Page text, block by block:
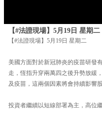
【#法證現場】5月19日 星期二
【#法證現場】5月19日 星期二
美國方面對於新冠肺炎的疫苗研發
走，恆指升穿兩萬四之後升勢放緩
及疫苗，這兩個因素將會持續影響股
投資者繼續以短線部署為主，高位